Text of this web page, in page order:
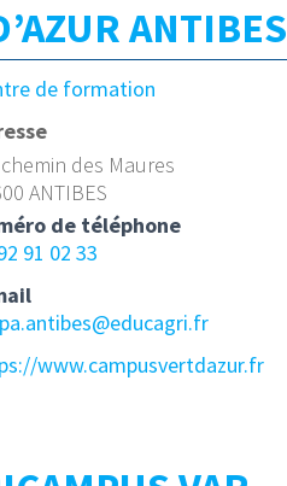
ANTIBES
de formation
des Maures
ANTIBES
de téléphone
91 02 33
www.campusvertdazur.fr